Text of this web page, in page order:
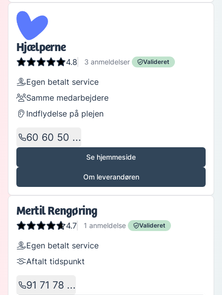
Hjælperne
4.8 3 anmeldelser Valideret
60 60 50 ...
Se hjemmeside
Om leverandøren
Egen betalt service
Samme medarbejdere
Indflydelse på plejen
Mertil Rengøring
4.7 1 anmeldelse Valideret
91 71 78 ...
Egen betalt service
Aftalt tidspunkt